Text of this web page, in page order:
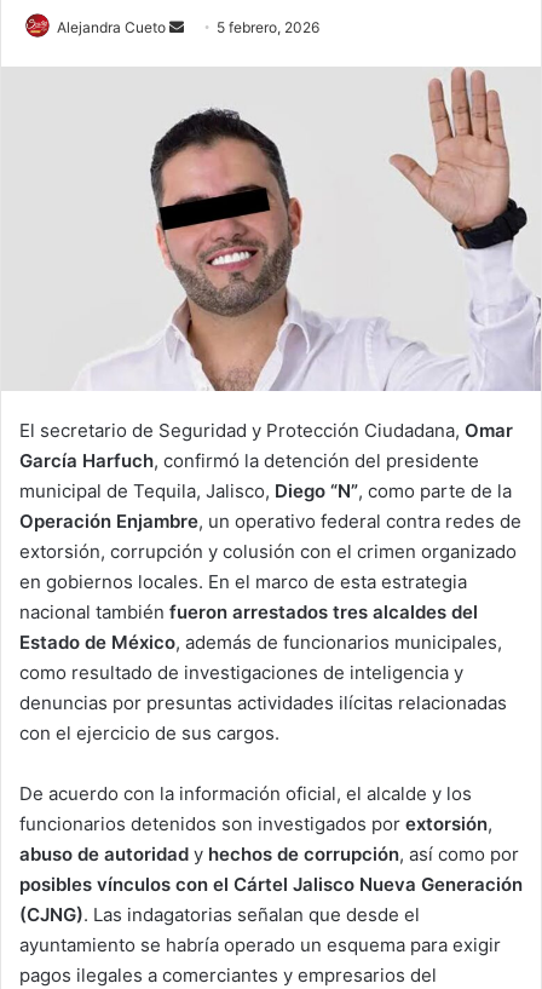
Alejandra Cueto
Send 5 febrero, 2026
El secretario de Seguridad y Protección Ciudadana, Omar
García Harfuch, confirmó la detención del presidente
municipal de Tequila, Jalisco, Diego “N”, como parte de la
Operación Enjambre, un operativo federal contra redes de
extorsión, corrupción y colusión con el crimen organizado
en gobiernos locales. En el marco de esta estrategia
nacional también fueron arrestados tres alcaldes del
Estado de México, además de funcionarios municipales,
como resultado de investigaciones de inteligencia y
denuncias por presuntas actividades ilícitas relacionadas
con el ejercicio de sus cargos.
De acuerdo con la información oficial, el alcalde y los
funcionarios detenidos son investigados por extorsión,
abuso de autoridad y hechos de corrupción, así como por
posibles vínculos con el Cártel Jalisco Nueva Generación
(CJNG). Las indagatorias señalan que desde el
ayuntamiento se habría operado un esquema para exigir
pagos ilegales a comerciantes y empresarios del